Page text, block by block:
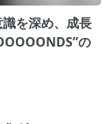
を深め、成長
の